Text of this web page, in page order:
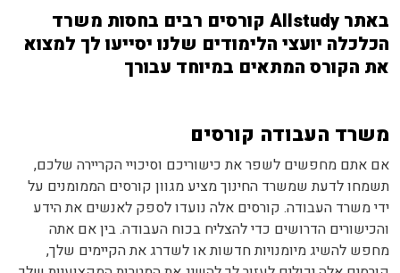
באתר Allstudy קורסים רבים בחסות משרד
הכלכלה יועצי הלימודים שלנו יסייעו לך למצוא
את הקורס המתאים במיוחד עבורך
משרד העבודה קורסים
אם אתם מחפשים לשפר את כישוריכם וסיכויי הקריירה שלכם,
תשמחו לדעת שמשרד החינוך מציע מגוון קורסים הממומנים על
ידי משרד העבודה. קורסים אלה נועדו לספק לאנשים את הידע
והכישורים הדרושים כדי להצליח בכוח העבודה. בין אם אתה
מחפש להשיג מיומנויות חדשות או לשדרג את הקיימים שלך,